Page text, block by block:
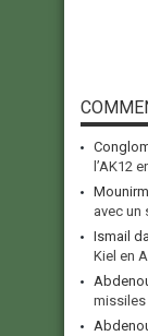
l’AK12
avec un
Ismail
Kiel en
missiles